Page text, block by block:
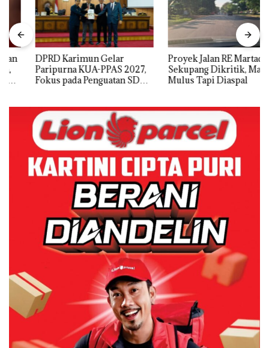
DPRD Karimun Gelar
Paripurna KUA-PPAS 2027,
Fokus pada Penguatan SDM,
Proyek Jalan RE Martadinata
Sekupang Dikritik, Masih
Mulus Tapi Diaspal